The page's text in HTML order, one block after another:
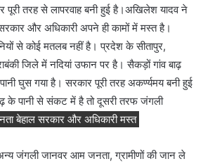
पूरी तरह से लापरवाह बनी हुई है।अखिलेश यादव ने
और अधिकारी अपने ही कामों में मस्त है।
से कोई मतलब नहीं है। प्रदेश के सीतापुर,
जिले में नदियां उफान पर है। सैकड़ों गांव बाढ़
घुस गया है। सरकार पूरी तरह अकर्ण्यमय बनी हुई
पानी से संकट में है तो दूसरी तरफ जंगली
बेहाल सरकार और अधिकारी मस्त
जंगली जानवर आम जनता, ग्रामीणों की जान ले